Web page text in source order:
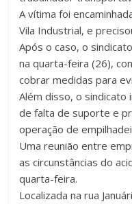
A vítima foi
Vila Industrial, e
Após o caso, o
na quarta-feira (26),
cobrar medidas para
Além disso, o sindicato
de falta de suporte e
operação de
Uma reunião entre
as circunstâncias do
quarta-feira.
Localizada na rua